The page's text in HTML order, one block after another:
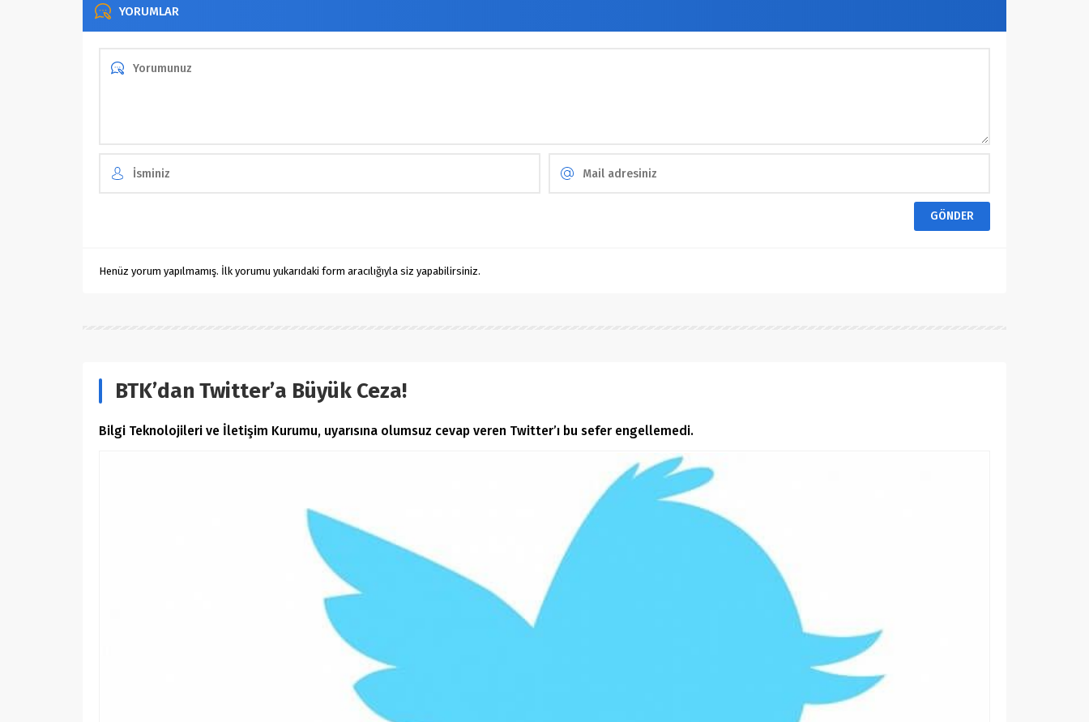
YORUMLAR
Henüz yorum yapılmamış. İlk yorumu yukarıdaki form aracılığıyla siz yapabilirsiniz.
BTK’dan Twitter’a Büyük Ceza!
Bilgi Teknolojileri ve İletişim Kurumu, uyarısına olumsuz cevap veren Twitter’ı bu sefer engellemedi.